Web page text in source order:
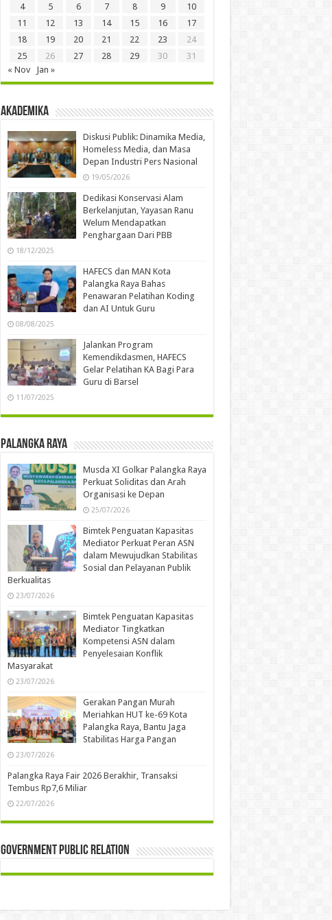
4
5 6 7 8 9
10
11
12 13 14 15 16
17
18
19 20 21 22 23
24
25
26 27 28 29 30
31
« Nov
Jan »
Akademika
Diskusi Publik: Dinamika Media,
Homeless Media, dan Masa
Depan Industri Pers Nasional
19/05/2026
Dedikasi Konservasi Alam
Berkelanjutan, Yayasan Ranu
Welum Mendapatkan
Penghargaan Dari PBB
18/12/2025
HAFECS dan MAN Kota
Palangka Raya Bahas
Penawaran Pelatihan Koding
dan AI Untuk Guru
08/08/2025
Jalankan Program
Kemendikdasmen, HAFECS
Gelar Pelatihan KA Bagi Para
Guru di Barsel
11/07/2025
Palangka Raya
Musda XI Golkar Palangka Raya
Perkuat Soliditas dan Arah
Organisasi ke Depan
25/07/2026
Bimtek Penguatan Kapasitas
Mediator Perkuat Peran ASN
dalam Mewujudkan Stabilitas
Sosial dan Pelayanan Publik
Berkualitas
23/07/2026
Bimtek Penguatan Kapasitas
Mediator Tingkatkan
Kompetensi ASN dalam
Penyelesaian Konflik
Masyarakat
23/07/2026
Gerakan Pangan Murah
Meriahkan HUT ke-69 Kota
Palangka Raya, Bantu Jaga
Stabilitas Harga Pangan
23/07/2026
Palangka Raya Fair 2026 Berakhir, Transaksi
Tembus Rp7,6 Miliar
22/07/2026
Government Public Relation